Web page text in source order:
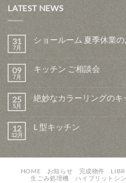
LATEST NEWS
31
7月
ショールーム 夏季休業
09
7月
キッチン ご相談会
25
5月
絶妙なカラーリングのキ
12
12月
L 型キッチン
HOME お知らせ 完成物件
生ごみ処理機
ハイブリットシ